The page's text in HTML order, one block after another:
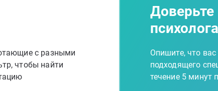
с разными
чтобы найти
Опишите, что
подходящего
течение 5 минут